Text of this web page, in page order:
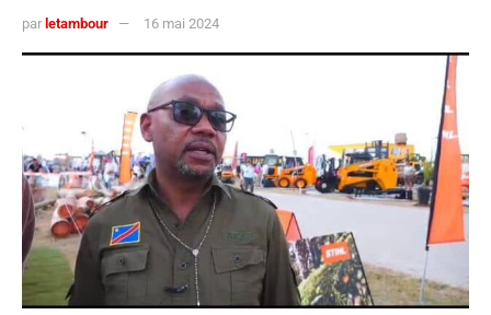
par letambour 16 mai 2024